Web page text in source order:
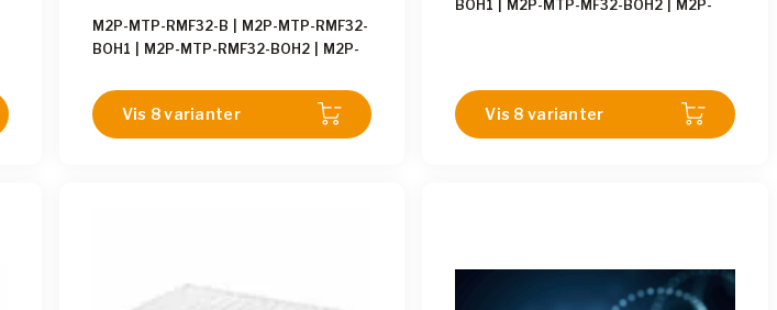
with both pH and DO optodes.
M2P-MTP-RMF32-B
M2P-MTP-RMF32-
BOH1
M2P-MTP-RMF32-BOH2
M2P-
B|M2P-MTP-RMF32C-BOH1|M2P-
MTP-RMF32C-BOH2 |
RMF32C-BOH3
Vis 8 varianter
BOH1
M2P-MTP-MF32-BOH2
M2P-
Vis 8 varianter